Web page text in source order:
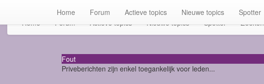
Home Forum Actieve topics Nieuwe topics Spotter Zoeken
Home Forum Actieve topics Nieuwe topics Spotter
Fout
Priveberichten zijn enkel toegankelijk voor leden...